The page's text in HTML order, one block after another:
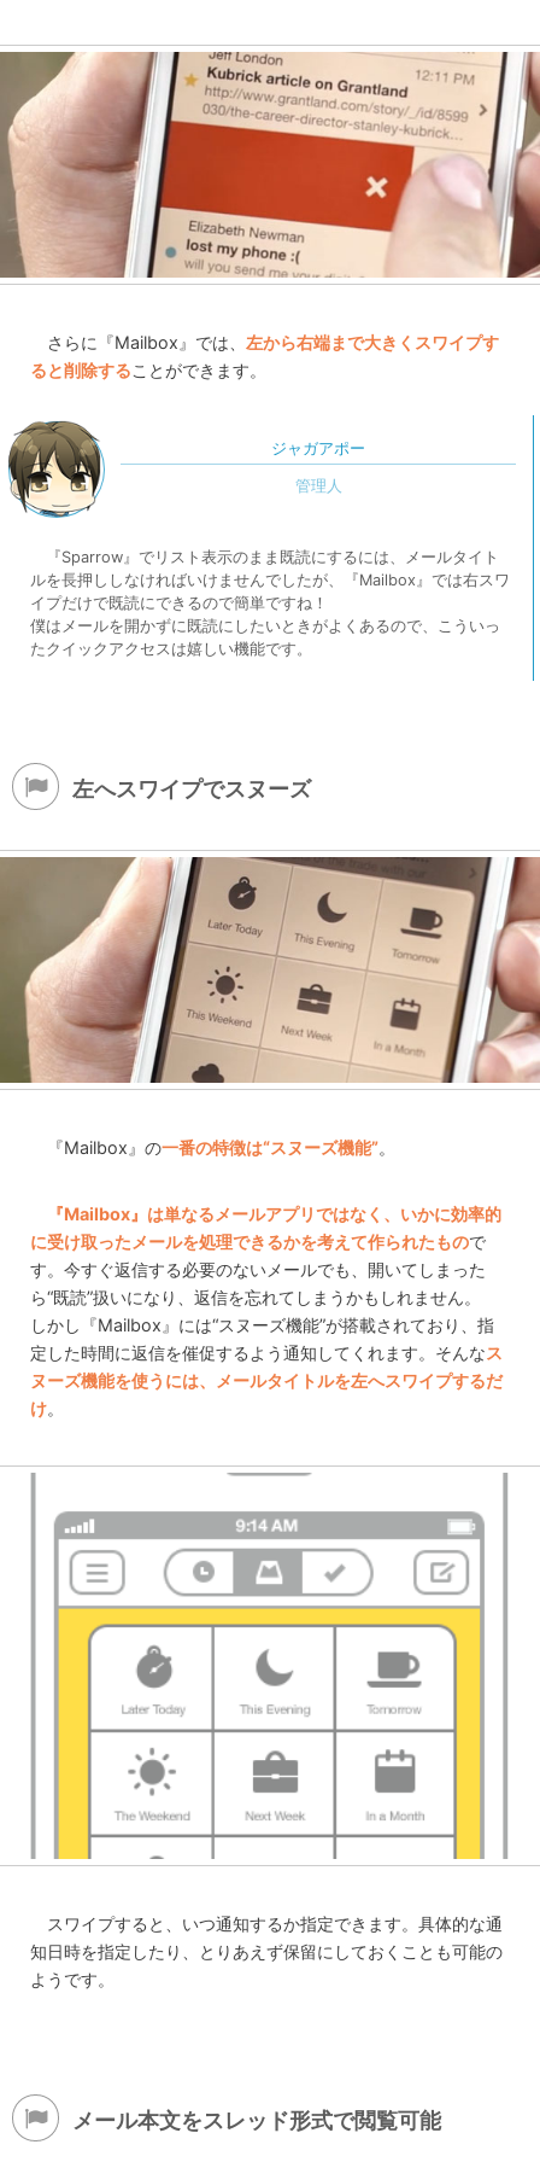
さらに『Mailbox』では、 左から右端まで大きくスワイプす
ると削除することができます。
ジャガアポー
『Sparrow』でリスト表示のまま既読にするには、メールタイト
ルを長押ししなければいけませんでしたが、『Mailbox』では右スワ
イプだけで既読にできるので簡単ですね！
僕はメールを開かずに既読にしたいときがよくあるので、こういっ
たクイックアクセスは嬉しい機能です。
左へスワイプでスヌーズ
『Mailbox』の一番の特徴は“スヌーズ機能”。
『Mailbox』は単なるメールアプリではなく、いかに効率的
に受け取ったメールを処理できるかを考えて作られたもので
す。今すぐ返信する必要のないメールでも、開いてしまった
ら“既読”扱いになり、返信を忘れてしまうかもしれません。
しかし『Mailbox』には“スヌーズ機能”が搭載されており、指
定した時間に返信を催促するよう通知してくれます。そんなス
ヌーズ機能を使うには、メールタイトルを左へスワイプするだ
け。
スワイプすると、いつ通知するか指定できます。具体的な通
知日時を指定したり、とりあえず保留にしておくことも可能の
ようです。
メール本文をスレッド形式で閲覧可能